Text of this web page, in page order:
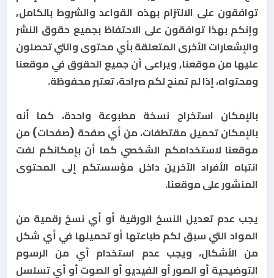
توافقون على الالتزام بهذه القواعد والشروط بالكامل,
وإنكم بهذا توافقون على الاحتفاظ بجميع حقوق النشر
والإشعارات الأخرى المتعلقة بأي محتوى والتي تحصلون
عليها من موقعنا, ويراعى أن جميع الحقوق في موقعنا
ومحتواه، إذا لم تمنح لكم صراحة، تعتبر محفوظة.
بالإمكان استخراج نسخة مطبوعة واحدة، كما أنه
بالإمكان تحميل مقتطفات، من أي صفحة (صفحات) من
موقعنا لاستخدامكم الشخصي كما أن بإمكانكم لفت
انتباه الأفراد الآخرين داخل مؤسستكم إلى المحتوى
المنشور على موقعنا.
يجب عدم تعديل النسخ الورقية أو أي نسخ رقمية من
المواد التي سبق لكم طباعتها أو تحميلها في أي شكل
من الأشكال، ويجب عدم استخدام أي من الرسوم
التوضيحية أو الصور أو الفيديو أو الصوت أو أي تسلسل